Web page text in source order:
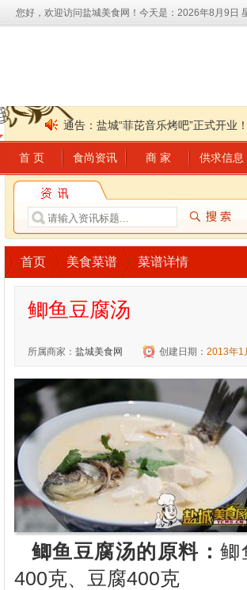
您好，欢迎访问盐城美食网！ 今天是：2026年8月9日
通告：盐城“菲芘音乐烤吧”正式开业！
通告：月光码头咖啡会所会员五一充
通告：盐城“菲芘音乐烤吧”正式开业！
通告：月光码头咖啡会所会员五一充
首 页 食尚资讯 商 家 供求信息
首页 美食菜谱 菜谱详情
鲫鱼豆腐汤
所属商家： 盐城美食网 创建日期： 2013年1
鲫鱼豆腐汤的原料：鲫
400克、豆腐400克